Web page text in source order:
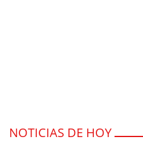
NOTICIAS DE HOY